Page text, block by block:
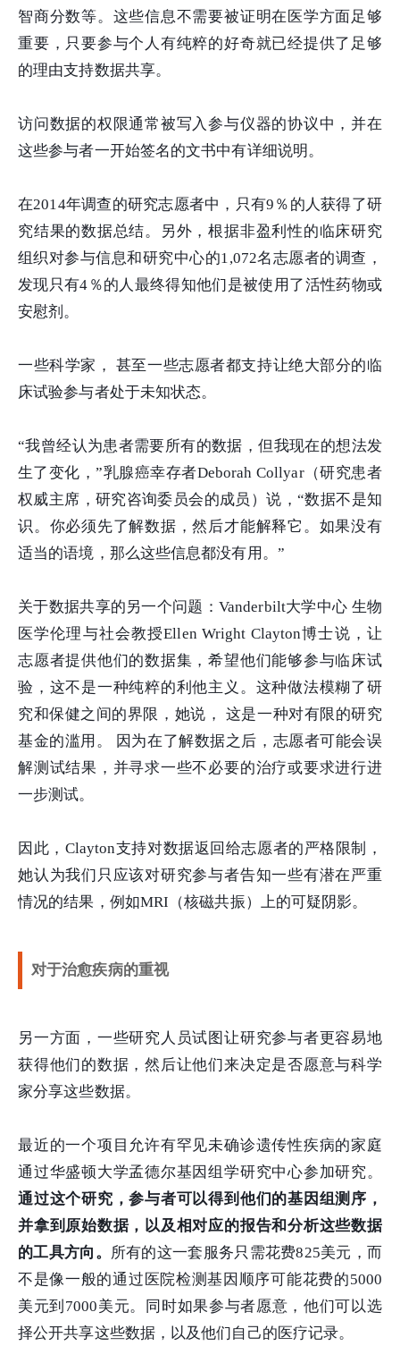
智商分数等。这些信息不需要被证明在医学方面足够
重要，只要参与个人有纯粹的好奇就已经提供了足够
的理由支持数据共享。
访问数据的权限通常被写入参与仪器的协议中，并在
这些参与者一开始签名的文书中有详细说明。
在2014年调查的研究志愿者中，只有9％的人获得了研
究结果的数据总结。另外，根据非盈利性的临床研究
组织对参与信息和研究中心的1,072名志愿者的调查，
发现只有4％的人最终得知他们是被使用了活性药物或
安慰剂。
一些科学家， 甚至一些志愿者都支持让绝大部分的临
床试验参与者处于未知状态。
“我曾经认为患者需要所有的数据，但我现在的想法发
生了变化，”乳腺癌幸存者Deborah Collyar（研究患者
权威主席，研究咨询委员会的成员）说，“数据不是知
识。你必须先了解数据，然后才能解释它。如果没有
适当的语境，那么这些信息都没有用。”
关于数据共享的另一个问题：Vanderbilt大学中心 生物
医学伦理与社会教授Ellen Wright Clayton博士说，让
志愿者提供他们的数据集，希望他们能够参与临床试
验，这不是一种纯粹的利他主义。这种做法模糊了研
究和保健之间的界限，她说， 这是一种对有限的研究
基金的滥用。 因为在了解数据之后，志愿者可能会误
解测试结果，并寻求一些不必要的治疗或要求进行进
一步测试。
因此，Clayton支持对数据返回给志愿者的严格限制，
她认为我们只应该对研究参与者告知一些有潜在严重
情况的结果，例如MRI（核磁共振）上的可疑阴影。
对于治愈疾病的重视
另一方面，一些研究人员试图让研究参与者更容易地
获得他们的数据，然后让他们来决定是否愿意与科学
家分享这些数据。
最近的一个项目允许有罕见未确诊遗传性疾病的家庭
通过华盛顿大学孟德尔基因组学研究中心参加研究。
通过这个研究，参与者可以得到他们的基因组测序，
并拿到原始数据，以及相对应的报告和分析这些数据
的工具方向。 所有的这一套服务只需花费825美元，而
不是像一般的通过医院检测基因顺序可能花费的5000
美元到7000美元。同时如果参与者愿意，他们可以选
择公开共享这些数据，以及他们自己的医疗记录。